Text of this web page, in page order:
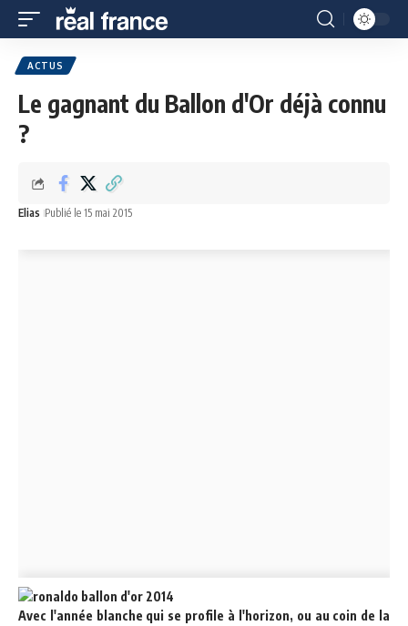
ACTUS
Le gagnant du Ballon d'Or déjà connu
?
Elias Publié le 15 mai 2015
Avec l'année blanche qui se profile à l'horizon, ou au coin de la